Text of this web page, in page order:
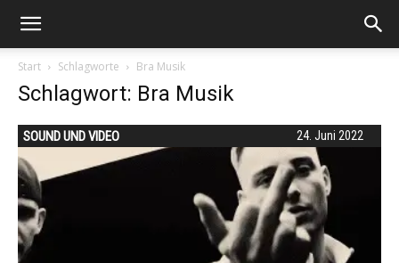
Start Schlagworte Bra Musik
Schlagwort: Bra Musik
24. Juni 2022
SOUND UND VIDEO